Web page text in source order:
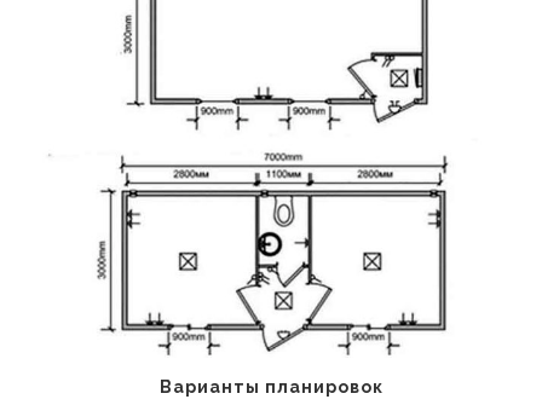
Варианты планировок